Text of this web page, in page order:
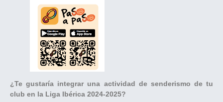
¿Te gustaría integrar una actividad de senderismo de tu
club en la Liga Ibérica 2024-2025?